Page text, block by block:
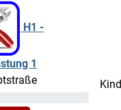
H1 -
1